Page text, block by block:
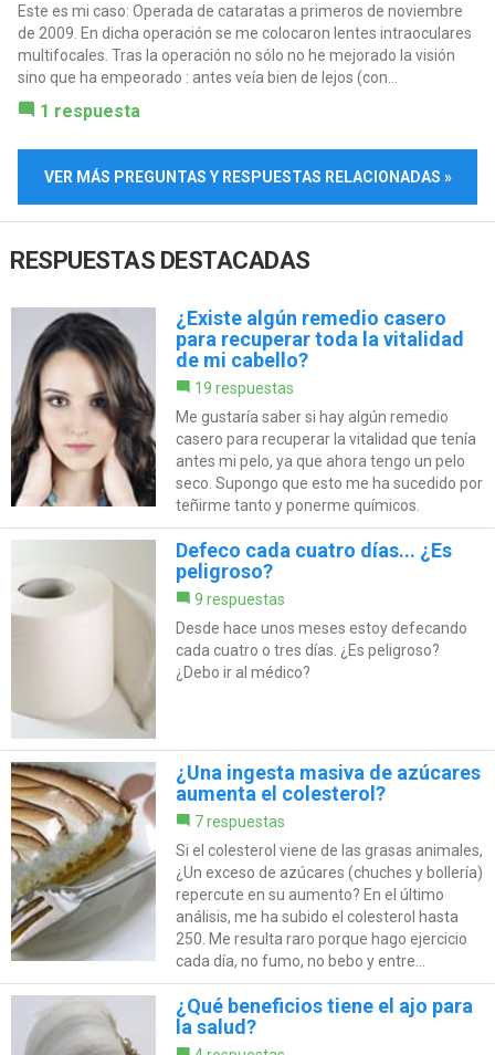
Este es mi caso: Operada de cataratas a primeros de noviembre
de 2009. En dicha operación se me colocaron lentes intraoculares
multifocales. Tras la operación no sólo no he mejorado la visión
sino que ha empeorado : antes veía bien de lejos (con...
1 respuesta
VER MÁS PREGUNTAS Y RESPUESTAS RELACIONADAS »
RESPUESTAS DESTACADAS
¿Existe algún remedio casero
para recuperar toda la vitalidad
de mi cabello?
19 respuestas
Me gustaría saber si hay algún remedio
casero para recuperar la vitalidad que tenía
antes mi pelo, ya que ahora tengo un pelo
seco. Supongo que esto me ha sucedido por
teñirme tanto y ponerme químicos.
Defeco cada cuatro días... ¿Es
peligroso?
9 respuestas
Desde hace unos meses estoy defecando
cada cuatro o tres días. ¿Es peligroso?
¿Debo ir al médico?
¿Una ingesta masiva de azúcares
aumenta el colesterol?
7 respuestas
Si el colesterol viene de las grasas animales,
¿Un exceso de azúcares (chuches y bollería)
repercute en su aumento? En el último
análisis, me ha subido el colesterol hasta
250. Me resulta raro porque hago ejercicio
cada día, no fumo, no bebo y entre...
¿Qué beneficios tiene el ajo para
la salud?